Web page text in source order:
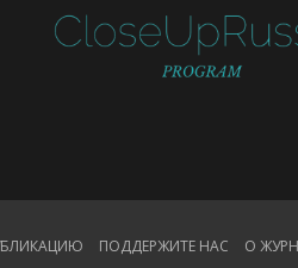
ПОДДЕРЖИТЕ НАС О